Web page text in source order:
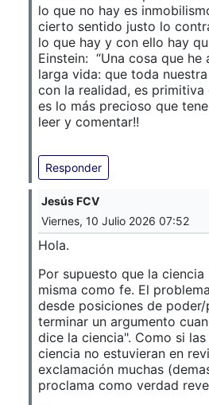
lo que no hay es
cierto sentido justo lo
lo que hay y con ello hay
Einstein: “Una cosa que he
larga vida: que toda
con la realidad, es
es lo más precioso que
leer y comentar!!
Responder
Jesús FCV
Viernes, 10 Julio 2026 07:52
Hola.
Por supuesto que la
misma como fe. El
desde posiciones de
terminar un argumento
dice la ciencia". Como si
ciencia no estuvieran en
exclamación muchas
proclama como verdad